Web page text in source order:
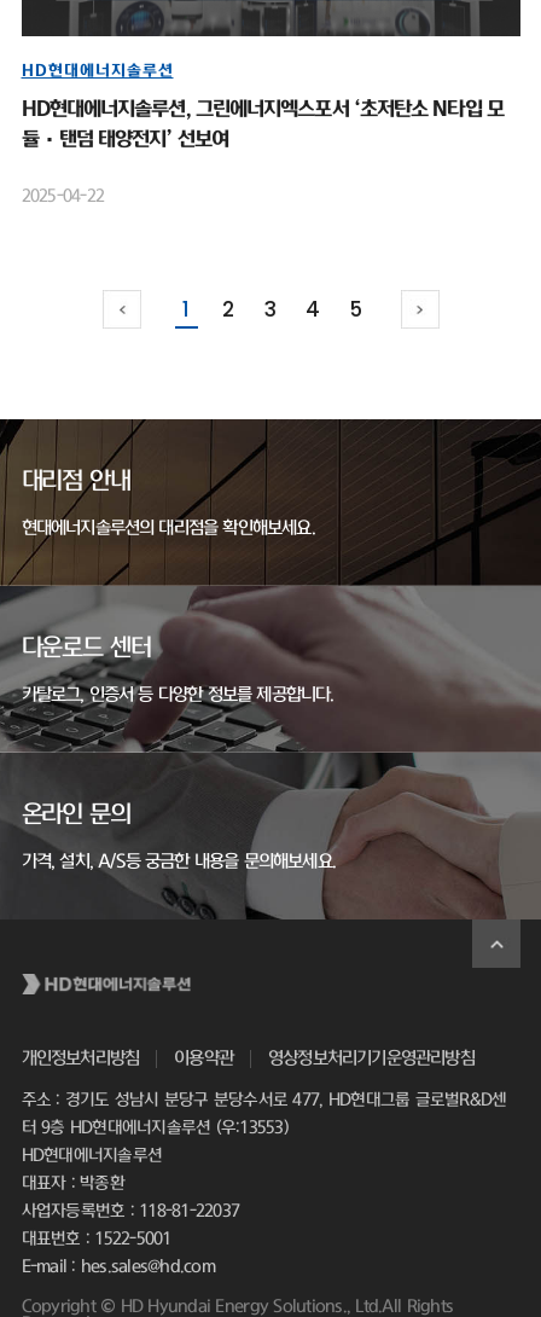
HD현대에너지솔루션
HD현대에너지솔루션, 그린에너지엑스포서 ‘초저탄소 N타입 모
듈·탠덤 태양전지’ 선보여
2025-04-22
1 2 3 4 5
대리점 안내
현대에너지솔루션의 대리점을 확인해보세요.
다운로드 센터
카탈로그, 인증서 등 다양한 정보를 제공합니다.
온라인 문의
가격, 설치, A/S등 궁금한 내용을 문의해보세요.
개인정보처리방침 이용약관 영상정보처리기기운영관리방침
주소 : 경기도 성남시 분당구 분당수서로 477, HD현대그룹 글로벌R&D센
터 9층 HD현대에너지솔루션 (우:13553)
HD현대에너지솔루션
대표자 : 박종환
사업자등록번호 : 118-81-22037
대표번호 : 1522-5001
E-mail : hes.sales@hd.com
Copyright © HD Hyundai Energy Solutions., Ltd.All Rights